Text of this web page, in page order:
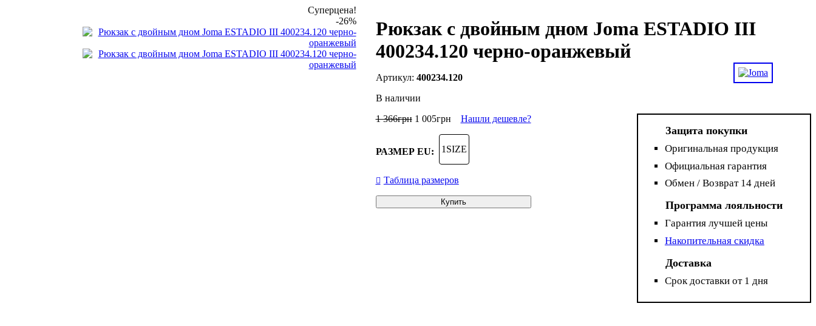
Суперцена!
-26%
Рюкзак с двойным дном Joma ESTADIO III
400234.120 черно-оранжевый
400234.120
В наличии
1 366грн 1 005грн Нашли дешевле?
РАЗМЕР EU: 1SIZE
Таблица размеров
Купить
Защита покупки
Оригинальная продукция
Официальная гарантия
Обмен / Возврат 14 дней
Программа лояльности
Гарантия лучшей цены
Накопительная скидка
Доставка
Срок доставки от 1 дня